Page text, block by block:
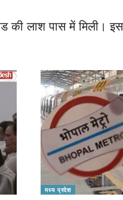
लाश पास में मिली।
मध्य प्रदेश